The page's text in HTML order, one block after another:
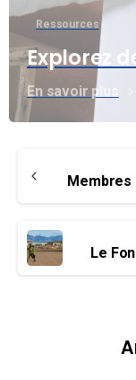
Ressources
Explorez
En savoir plus
Reading